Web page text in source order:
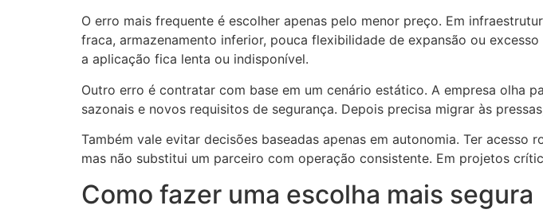
O erro mais frequente é escolher apenas pelo menor preço. Em
fraca, armazenamento inferior, pouca flexibilidade de expansão ou
a aplicação fica lenta ou indisponível.
Outro erro é contratar com base em um cenário estático. A empresa olha
sazonais e novos requisitos de segurança. Depois precisa migrar às
Também vale evitar decisões baseadas apenas em autonomia. Ter
mas não substitui um parceiro com operação consistente. Em projetos
Como fazer uma escolha mais segura